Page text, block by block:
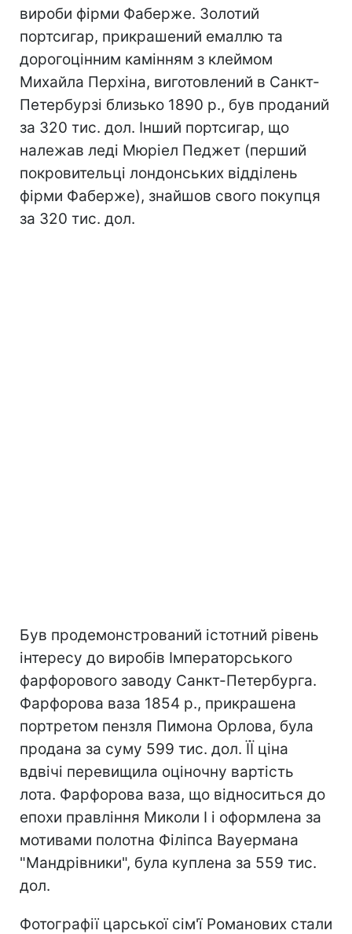
вироби фірми Фаберже. Золотий
портсигар, прикрашений емаллю та
дорогоцінним камінням з клеймом
Михайла Перхіна, виготовлений в Санкт-
Петербурзі близько 1890 р., був проданий
за 320 тис. дол. Інший портсигар, що
належав леді Мюріел Педжет (перший
покровительці лондонських відділень
фірми Фаберже), знайшов свого покупця
за 320 тис. дол.
Був продемонстрований істотний рівень
інтересу до виробів Імператорського
фарфорового заводу Санкт-Петербурга.
Фарфорова ваза 1854 р., прикрашена
портретом пензля Пимона Орлова, була
продана за суму 599 тис. дол. ЇЇ ціна
вдвічі перевищила оціночну вартість
лота. Фарфорова ваза, що відноситься до
епохи правління Миколи I і оформлена за
мотивами полотна Філіпса Вауермана
"Мандрівники", була куплена за 559 тис.
дол.
Фотографії царської сім'ї Романових стали